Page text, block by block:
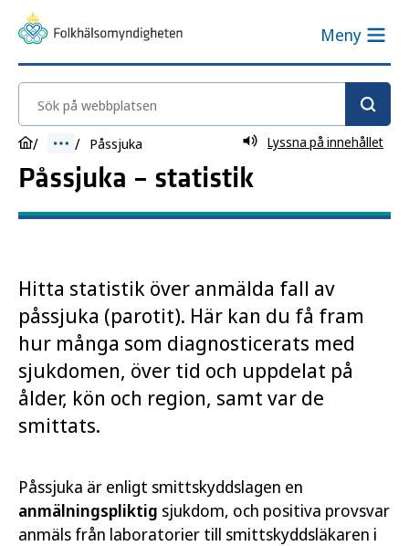
Meny
Sök på webbplatsen
Påssjuka Lyssna på innehållet
Påssjuka – statistik
Hitta statistik över anmälda fall av
påssjuka (parotit). Här kan du få fram
hur många som diagnosticerats med
sjukdomen, över tid och uppdelat på
ålder, kön och region, samt var de
smittats.
Påssjuka är enligt smittskyddslagen en
anmälningspliktig sjukdom, och positiva provsvar
anmäls från laboratorier till smittskyddsläkaren i